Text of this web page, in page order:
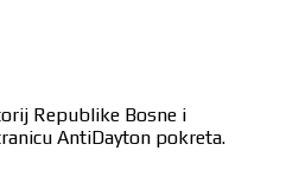
Republike Bosne i
AntiDayton pokreta.